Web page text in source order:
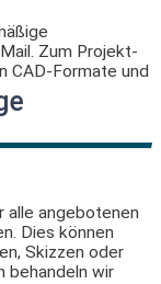
Zum Projekt-
CAD-Formate und
alle angebotenen
Dies können
Skizzen oder
behandeln wir